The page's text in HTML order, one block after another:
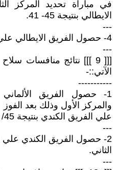
في مباراة تحديد المركز
الايطالي بنتيجة 45- 41.
---
4- حصول الفريق الايطالي علي المركز الرابع.
---
[[[ 9 ]]] نتائج منافسات
الآتي::-
-----------
1- حصول الفريق الألماني
والمركز الأول وذلك بعد الفوز
علي الفريق الكندي بنتيجة 45/ 31.
---
2- حصول الفريق الكندي علي
الثاني.
---